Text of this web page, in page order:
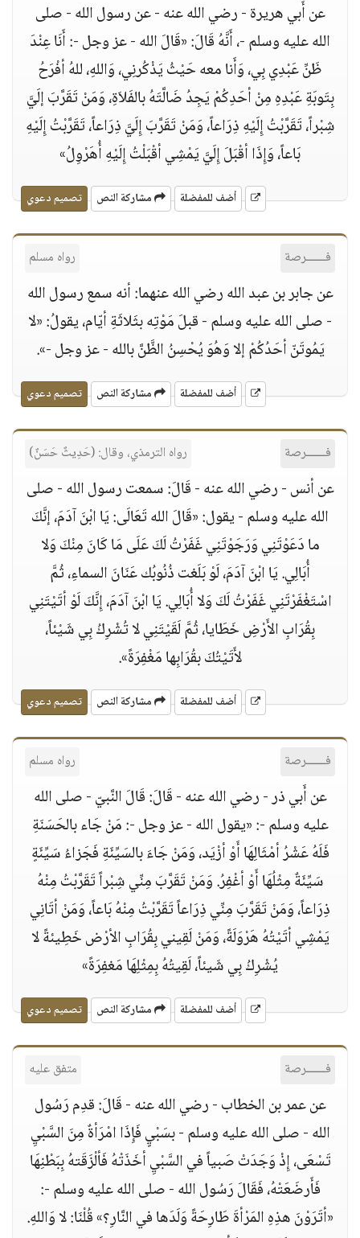
عن أَبي هريرة - رضي الله عنه - عن رسول الله - صلى
الله عليه وسلم -، أَنَّهُ قَالَ: «قَالَ الله - عز وجل -: أَنَا عِنْدَ
ظَنِّ عَبْدِي بِي، وَأَنا معه حَيْثُ يَذْكُرنِي، وَاللهِ، للهُ أفْرَحُ
بِتَوبَةِ عَبْدِهِ مِنْ أحَدِكُمْ يَجِدُ ضَالَّتَهُ بالفَلاَةِ، وَمَنْ تَقَرَّبَ إلَيَّ
شِبْراً، تَقَرَّبْتُ إِلَيْهِ ذِرَاعاً، وَمَنْ تَقَرَّبَ إِلَيَّ ذِرَاعاً، تَقَرَّبْتُ إِلَيْهِ
بَاعاً، وَإِذَا أقْبَلَ إِلَيَّ يَمْشِي أقْبَلْتُ إِلَيْهِ أُهَرْوِلُ»
أضف للمفضلة مشاركة النص تصميم دعوي
فــــــرصة رواه مسلم
عن جابر بن عبد الله رضي الله عنهما: أنه سمع رسول الله
- صلى الله عليه وسلم - قبلَ مَوْتِه بثَلاثَةِ أيّام، يقولُ: «لا
يَمُوتَنّ أحَدُكُمْ إلا وَهُوَ يُحْسِنُ الظَّنَّ بالله - عز وجل -».
أضف للمفضلة مشاركة النص تصميم دعوي
فــــــرصة رواه الترمذي، وقال: (حَدِيثٌ حَسَنٌ)
عن أنس - رضي الله عنه - قَالَ: سمعت رسول الله - صلى
الله عليه وسلم - يقول: «قَالَ الله تَعَالَى: يَا ابْنَ آدَمَ، إنَّكَ
ما دَعَوْتَنِي وَرَجَوْتَنِي غَفَرْتُ لَكَ عَلَى مَا كَانَ مِنْكَ وَلا
أُبَالِي. يَا ابْنَ آدَمَ، لَوْ بَلَغت ذُنُوبُك عَنَانَ السماءِ، ثُمَّ
اسْتَغْفَرْتَنِي غَفَرْتُ لَكَ وَلا أُبَالِي. يَا ابْنَ آدَمَ، إِنَّكَ لَوْ أتَيْتَنِي
بِقُرَابِ الأَرْضِ خَطَايا، ثُمَّ لَقَيْتَنِي لا تُشْرِكُ بِي شَيْئاً،
لأَتَيْتُكَ بقُرَابِها مَغْفِرَةً».
أضف للمفضلة مشاركة النص تصميم دعوي
فــــــرصة رواه مسلم
عن أَبي ذر - رضي الله عنه - قَالَ: قَالَ النَّبيّ - صلى الله
عليه وسلم -: «يقول الله - عز وجل -: مَنْ جَاء بالحَسَنَةِ
فَلَهُ عَشْرُ أمْثَالِهَا أَوْ أزْيَد، وَمَنْ جَاءَ بالسَيِّئَةِ فَجَزاءُ سَيِّئَةٍ
سَيِّئَةٌ مِثْلُهَا أَوْ أغْفِرُ. وَمَنْ تَقَرَّبَ مِنِّي شِبْراً تَقَرَّبْتُ مِنْهُ
ذِرَاعاً، وَمَنْ تَقَرَّبَ مِنِّي ذِرَاعاً تَقَرَّبْتُ مِنْهُ بَاعاً، وَمَنْ أتَانِي
يَمْشِي أتَيْتُهُ هَرْوَلَةً، وَمَنْ لَقِيني بِقُرَابِ الأرْض خَطِيئةً لا
يُشْرِكُ بِي شَيئاً، لَقِيتُهُ بِمِثْلِهَا مَغفِرَةً»
أضف للمفضلة مشاركة النص تصميم دعوي
فــــــرصة متفق عليه
عن عمر بن الخطاب - رضي الله عنه - قَالَ: قدِم رَسُول
الله - صلى الله عليه وسلم - بسَبْيٍ فَإِذَا امْرَأةٌ مِنَ السَّبْيِ
تَسْعَى، إِذْ وَجَدَتْ صَبياً في السَّبْيِ أخَذَتْهُ فَألْزَقَتهُ بِبَطْنِهَا
فَأَرضَعَتْهُ، فَقَالَ رَسُول الله - صلى الله عليه وسلم -:
«أتَرَوْنَ هذِهِ المَرْأةَ طَارِحَةً وَلَدَها في النَّارِ؟» قُلْنَا: لا وَاللهِ.